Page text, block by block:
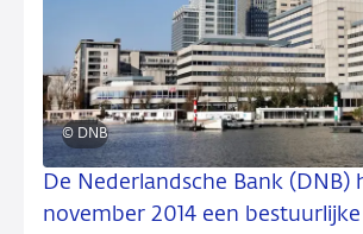
© DNB
De Nederlandsche Bank (DNB)
november 2014 een